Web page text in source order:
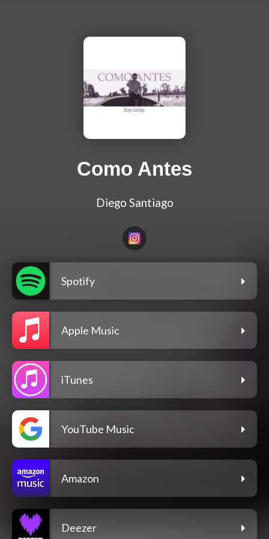
Como Antes
Diego Santiago
Spotify
Apple Music
iTunes
YouTube Music
Amazon
Deezer